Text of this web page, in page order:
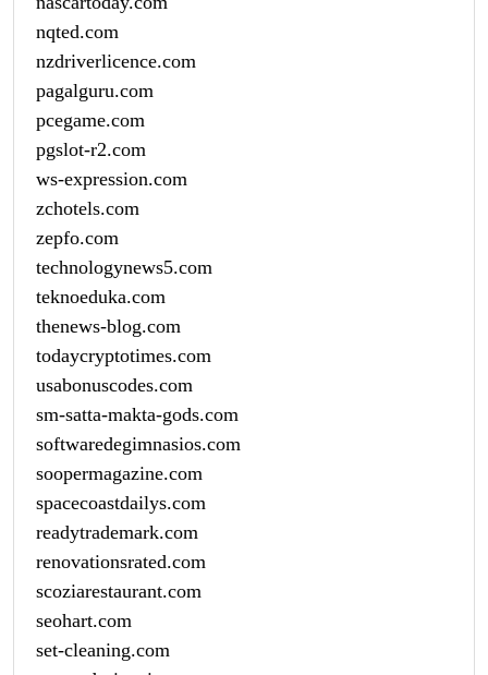
nqted.com
nzdriverlicence.com
pagalguru.com
pcegame.com
pgslot-r2.com
ws-expression.com
zchotels.com
zepfo.com
technologynews5.com
teknoeduka.com
thenews-blog.com
todaycryptotimes.com
usabonuscodes.com
sm-satta-makta-gods.com
softwaredegimnasios.com
soopermagazine.com
spacecoastdailys.com
readytrademark.com
renovationsrated.com
scoziarestaurant.com
seohart.com
set-cleaning.com